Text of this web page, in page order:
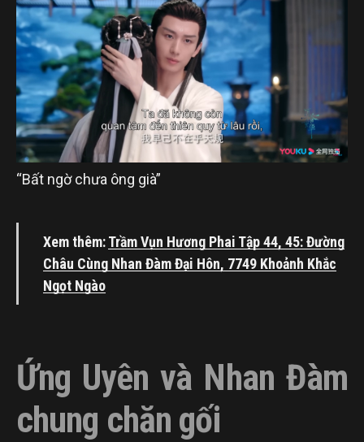
“Bất ngờ chưa ông già”
Xem thêm:Trầm Vụn Hương Phai Tập 44, 45: Đường
Châu Cùng Nhan Đàm Đại Hôn, 7749 Khoảnh Khắc
Ngọt Ngào
Ứng Uyên và Nhan Đàm
chung chăn gối